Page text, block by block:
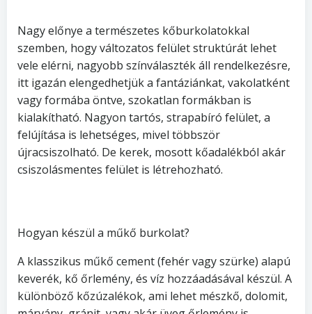
Nagy előnye a természetes kőburkolatokkal
szemben, hogy változatos felület struktúrát lehet
vele elérni, nagyobb színválaszték áll rendelkezésre,
itt igazán elengedhetjük a fantáziánkat, vakolatként
vagy formába öntve, szokatlan formákban is
kialakítható. Nagyon tartós, strapabíró felület, a
felújítása is lehetséges, mivel többször
újracsiszolható. De kerek, mosott kőadalékból akár
csiszolásmentes felület is létrehozható.
Hogyan készül a műkő burkolat?
A klasszikus műkő cement (fehér vagy szürke) alapú
keverék, kő őrlemény, és víz hozzáadásával készül. A
különböző kőzúzalékok, ami lehet mészkő, dolomit,